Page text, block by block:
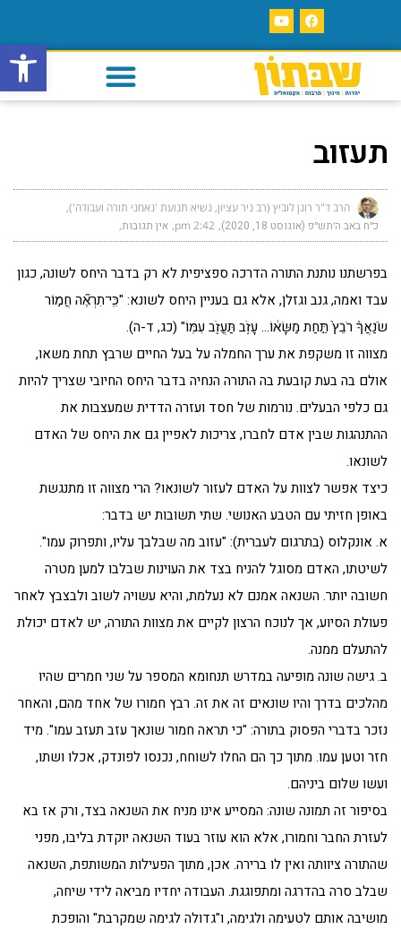
פתח
תעזוב
הרב ד"ר רונן לוביץ (רב ניר עציון, נשיא תנועת 'נאמני תורה ועבודה')
כ״ח באב ה׳תש״פ (אוגוסט 18, 2020) 2:42 pm אין תגובות
בפרשתנו נותנת התורה הדרכה ספציפית לא רק בדבר היחס לשונה, כגון
עבד ואמה, גנב וגזלן, אלא גם בעניין היחס לשונא: "כִּֽי־תִרְאֶ֞ה חֲמ֣וֹר
שֹׂנַאֲךָ֗ רֹבֵץ֙ תַּ֣חַת מַשָּׂא֔וֹ… עָזֹ֥ב תַּעֲזֹ֖ב עִמּֽוֹ" (כג, ד-ה).
מצווה זו משקפת את ערך החמלה על בעל החיים שרבץ תחת משאו,
אולם בה בעת קובעת בה התורה הנחיה בדבר היחס החיובי שצריך להיות
גם כלפי הבעלים. נורמות של חסד ועזרה הדדית שמעצבות את
ההתנהגות שבין אדם לחברו, צריכות לאפיין גם את היחס של האדם
לשונאו.
כיצד אפשר לצוות על האדם לעזור לשונאו? הרי מצווה זו מתנגשת
באופן חזיתי עם הטבע האנושי. שתי תשובות יש בדבר:
א. אונקלוס (בתרגום לעברית): "עזוב מה שבלבך עליו, ותפרוק עמו".
לשיטתו, האדם מסוגל להניח בצד את העוינות שבלבו למען מטרה
חשובה יותר. השנאה אמנם לא נעלמת, והיא עשויה לשוב ולבצבץ לאחר
פעולת הסיוע, אך לנוכח הרצון לקיים את מצוות התורה, יש לאדם יכולת
להתעלם ממנה.
ב. גישה שונה מופיעה במדרש תנחומא המספר על שני חמרים שהיו
מהלכים בדרך והיו שונאים זה את זה. רבץ חמורו של אחד מהם, והאחר
נזכר בדברי הפסוק בתורה: "כי תראה חמור שונאך עזב תעזב עמו". מיד
חזר וטען עמו. מתוך כך הם החלו לשוחח, נכנסו לפונדק, אכלו ושתו,
ועשו שלום ביניהם.
בסיפור זה תמונה שונה: המסייע אינו מניח את השנאה בצד, ורק אז בא
לעזרת החבר וחמורו, אלא הוא עוזר בעוד השנאה יוקדת בליבו, מפני
שהתורה ציוותה ואין לו ברירה. אכן, מתוך הפעילות המשותפת, השנאה
שבלב סרה בהדרגה ומתפוגגת. העבודה יחדיו מביאה לידי שיחה,
מושיבה אותם לטעימה ולגימה, ו"גדולה לגימה שמקרבת" והופכת